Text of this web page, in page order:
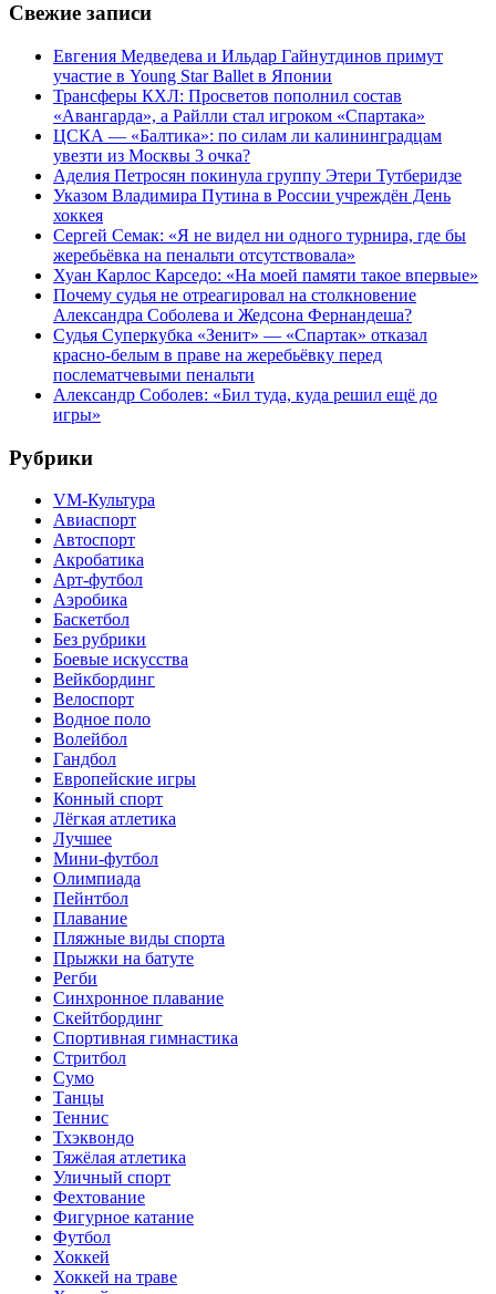
Свежие записи
Евгения Медведева и Ильдар Гайнутдинов примут
участие в Young Star Ballet в Японии
Трансферы КХЛ: Просветов пополнил состав
«Авангарда», а Райлли стал игроком «Спартака»
ЦСКА — «Балтика»: по силам ли калининградцам
увезти из Москвы 3 очка?
Аделия Петросян покинула группу Этери Тутберидзе
Указом Владимира Путина в России учреждён День
хоккея
Сергей Семак: «Я не видел ни одного турнира, где бы
жеребьёвка на пенальти отсутствовала»
Хуан Карлос Карседо: «На моей памяти такое впервые»
Почему судья не отреагировал на столкновение
Александра Соболева и Жедсона Фернандеша?
Судья Суперкубка «Зенит» — «Спартак» отказал
красно-белым в праве на жеребьёвку перед
послематчевыми пенальти
Александр Соболев: «Бил туда, куда решил ещё до
игры»
Рубрики
VM-Культура
Авиаспорт
Автоспорт
Акробатика
Арт-футбол
Аэробика
Баскетбол
Без рубрики
Боевые искусства
Вейкбординг
Велоспорт
Водное поло
Волейбол
Гандбол
Европейские игры
Конный спорт
Лёгкая атлетика
Лучшее
Мини-футбол
Олимпиада
Пейнтбол
Плавание
Пляжные виды спорта
Прыжки на батуте
Регби
Синхронное плавание
Скейтбординг
Спортивная гимнастика
Стритбол
Сумо
Танцы
Теннис
Тхэквондо
Тяжёлая атлетика
Уличный спорт
Фехтование
Фигурное катание
Футбол
Хоккей
Хоккей на траве